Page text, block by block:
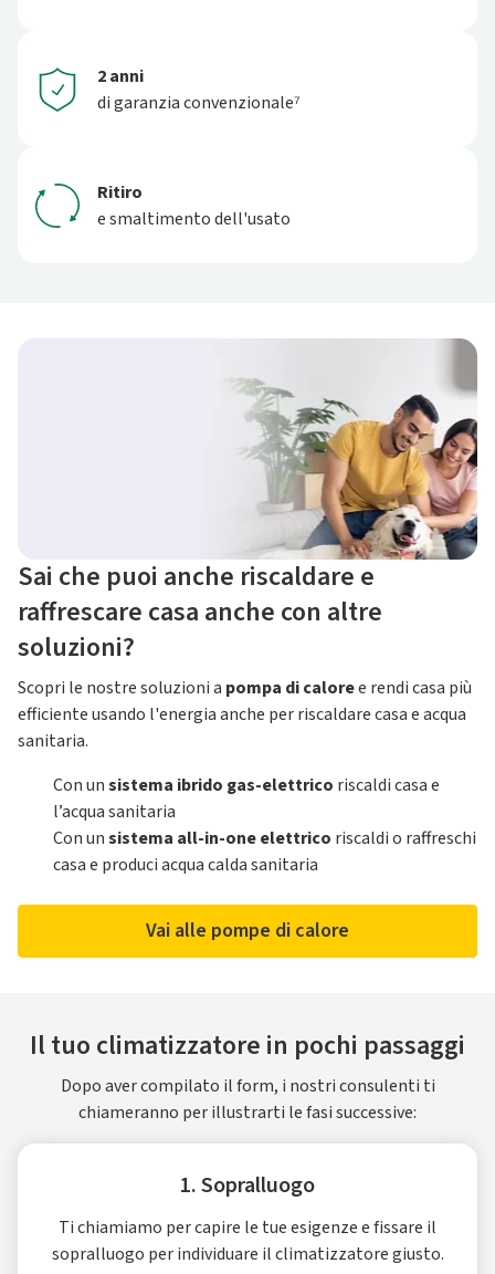
2 anni
di garanzia convenzionale⁷
Ritiro
e smaltimento dell'usato
Sai che puoi anche riscaldare e
raffrescare casa anche con altre
soluzioni?
Scopri le nostre soluzioni a pompa di caloree rendi casa più
efficiente usando l'energia anche per riscaldare casa e acqua
sanitaria.
Con unsistema ibrido gas-elettrico riscaldi casa e
l’acqua sanitaria
Con unsistema all-in-one elettrico riscaldi o raffreschi
casa e produci acqua calda sanitaria
Vai alle pompe di calore
Il tuo climatizzatore in pochi passaggi
Dopo aver compilato il form, i nostri consulenti ti
chiameranno per illustrarti le fasi successive:
1. Sopralluogo
Ti chiamiamo per capire le tue esigenze e fissare il
sopralluogo per individuare il climatizzatore giusto.